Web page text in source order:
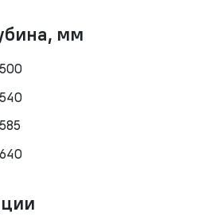
мм
500
540
585
640